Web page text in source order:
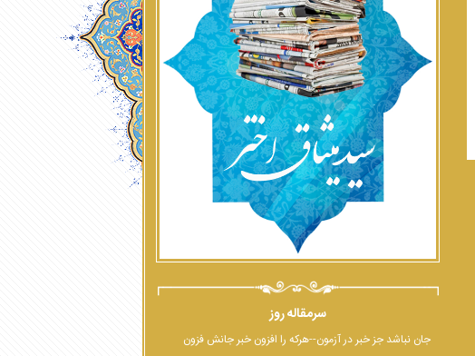
سرمقاله روز
جان نباشد جز خبر در آزمون--هرکه را افزون خبر جانش فزون